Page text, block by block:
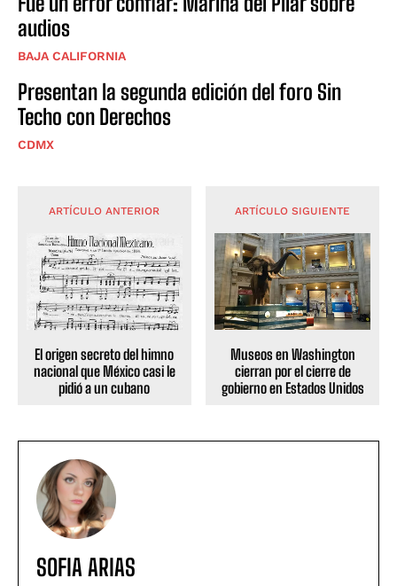
audios
BAJA CALIFORNIA
Presentan la segunda edición del foro Sin
Techo con Derechos
CDMX
ARTÍCULO ANTERIOR
El origen secreto del himno
nacional que México casi le
pidió a un cubano
ARTÍCULO SIGUIENTE
Museos en Washington
cierran por el cierre de
gobierno en Estados Unidos
SOFIA ARIAS